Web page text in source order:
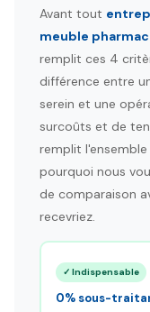
Avant tout
meuble
remplit ces 4
différence entre
serein et une
surcoûts et de
remplit
pourquoi nous
de comparaison
recevriez.
✓ Indispensable
0% sous-